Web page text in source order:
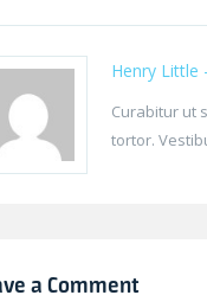
Henry Little
Curabitur ut
tortor.
a Comment